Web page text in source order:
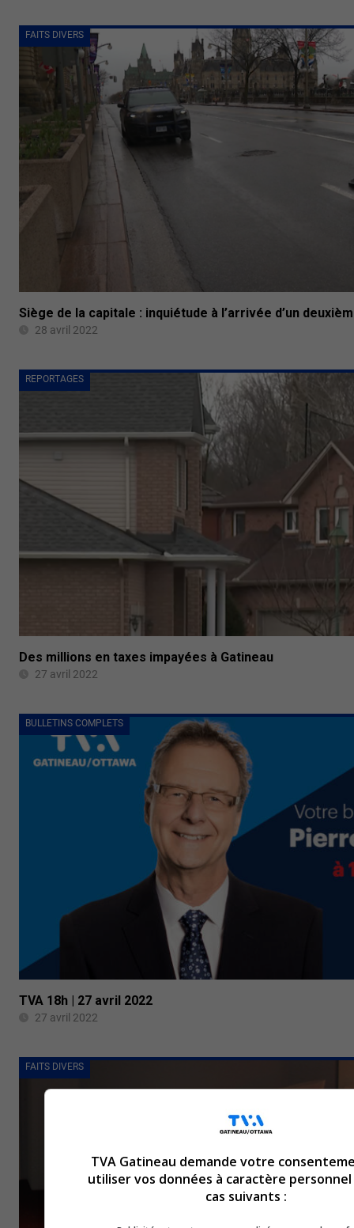
FAITS DIVERS
Siège de la capitale : inquiétude à l’arrivée d’un
28 avril 2022
REPORTAGES
Des millions en taxes impayées à Gatineau
27 avril 2022
BULLETINS COMPLETS
TVA 18h | 27 avril 2022
27 avril 2022
FAITS DIVERS
TVA Gatineau demande votre
utiliser vos données à caractère personnel
cas suivants :